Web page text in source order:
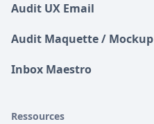
Audit UX Email
Audit Maquette / Mockup
Inbox Maestro
Ressources